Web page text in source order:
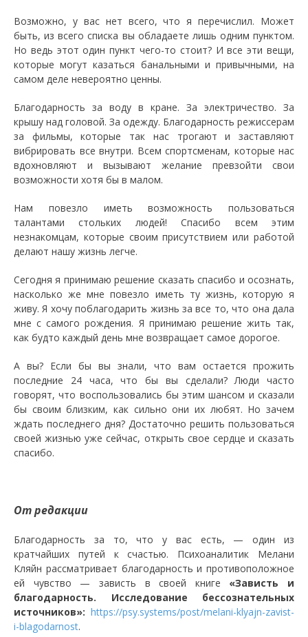
Возможно, у вас нет всего, что я перечислил. Может
быть, из всего списка вы обладаете лишь одним пунктом.
Но ведь этот один пункт чего-то стоит? И все эти вещи,
которые могут казаться банальными и привычными, на
самом деле невероятно ценны.
Благодарность за воду в кране. За электричество. За
крышу над головой. За одежду. Благодарность режиссерам
за фильмы, которые так нас трогают и заставляют
вибрировать все внутри. Всем спортсменам, которые нас
вдохновляют и вызывают желание превзойти свои
возможности хотя бы в малом.
Нам повезло иметь возможность пользоваться
талантами стольких людей! Спасибо всем этим
незнакомцам, которые своим присутствием или работой
делают нашу жизнь легче.
Сегодня я принимаю решение сказать спасибо и осознать,
насколько же мне повезло иметь ту жизнь, которую я
живу. Я хочу поблагодарить жизнь за все то, что она дала
мне с самого рождения. Я принимаю решение жить так,
как будто каждый день мне возвращает самое дорогое.
А вы? Если бы вы знали, что вам остается прожить
последние 24 часа, что бы вы сделали? Люди часто
говорят, что воспользовались бы этим шансом и сказали
бы своим близким, как сильно они их любят. Но зачем
ждать последнего дня? Достаточно решить пользоваться
своей жизнью уже сейчас, открыть свое сердце и сказать
спасибо.
От редакции
Благодарность за то, что у вас есть, — один из
кратчайших путей к счастью. Психоаналитик Мелани
Кляйн рассматривает благодарность и противоположное
ей чувство — зависть в своей книге «Зависть и
благодарность. Исследование бессознательных
источников»: https://psy.systems/post/melani-klyajn-zavist-
i-blagodarnost.